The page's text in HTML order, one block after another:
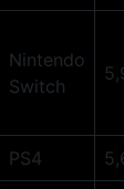
Nintendo
Switch
PS4